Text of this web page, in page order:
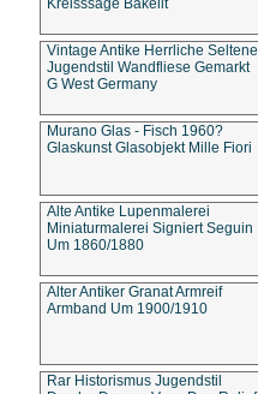
Kreisssäge Bakelit
Vintage Antike Herrliche Seltene
Jugendstil Wandfliese Gemarkt
G West Germany
Murano Glas - Fisch 1960?
Glaskunst Glasobjekt Mille Fiori
Alte Antike Lupenmalerei
Miniaturmalerei Signiert Seguin
Um 1860/1880
Alter Antiker Granat Armreif
Armband Um 1900/1910
Rar Historismus Jugendstil